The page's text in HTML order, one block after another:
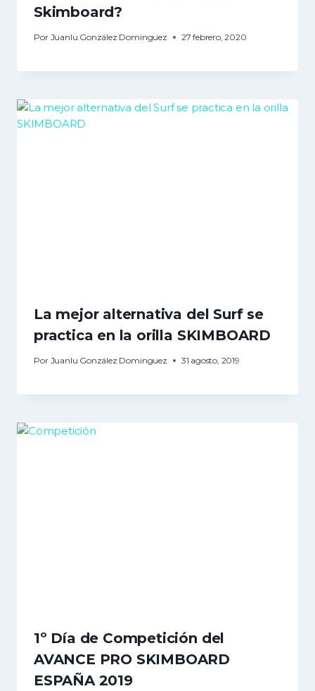
Skimboard?
Por Juanlu González Dominguez 27 febrero, 2020
La mejor alternativa del Surf se
practica en la orilla SKIMBOARD
Por Juanlu González Dominguez 31 agosto, 2019
1º Día de Competición del
AVANCE PRO SKIMBOARD
ESPAÑA 2019